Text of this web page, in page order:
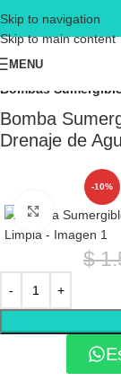
Skip to navigation
Skip to main content
MENU
Inicio
Bombas
Bomba
Drenaje de
-10%
Click to
$